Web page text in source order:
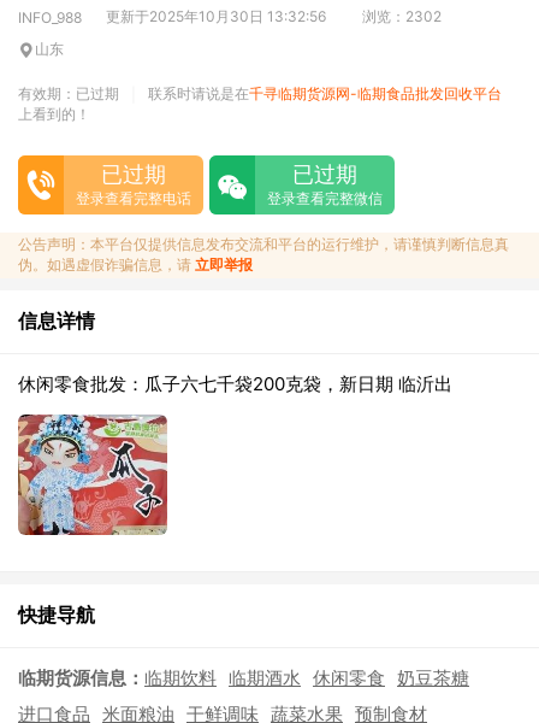
INFO_988 更新于2025年10月30日 13:32:56
浏览：2302
山东
有效期：已过期 联系时请说是在千寻临期货源网-临期食品批发回收平台
上看到的！
已过期
登录查看完整电话
已过期
登录查看完整微信
公告声明：本平台仅提供信息发布交流和平台的运行维护，请谨慎判断信息真
伪。如遇虚假诈骗信息，请 立即举报
信息详情
休闲零食批发：瓜子六七千袋200克袋，新日期 临沂出
快捷导航
临期货源信息： 临期饮料 临期酒水 休闲零食 奶豆茶糖
进口食品 米面粮油 干鲜调味 蔬菜水果 预制食材